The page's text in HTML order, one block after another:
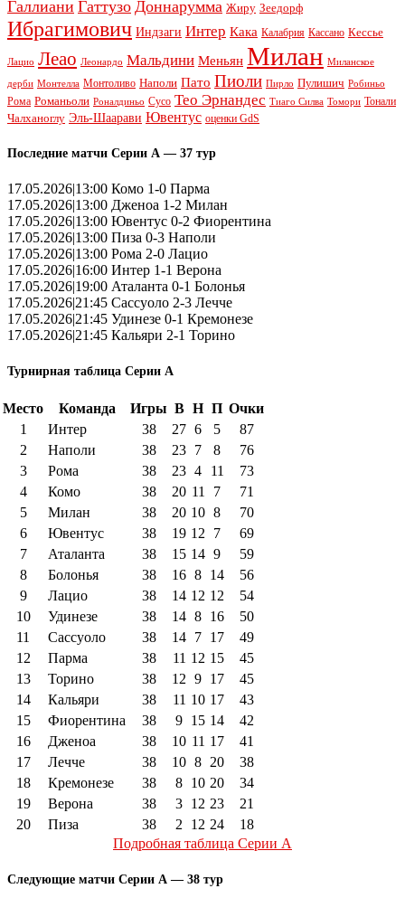
Галлиани Гаттузо Доннарумма Жиру Зеедорф
Ибрагимович Индзаги Интер Кака Калабрия Кассано Кессье
Лацио Леао Леонардо Мальдини Меньян Милан Миланское
дерби Монтелла Монтоливо Наполи Пато Пиоли Пирло Пулишич Робиньо
Рома Романьоли Роналдиньо Сусо Тео Эрнандес Тиаго Силва Томори Тонали
Чалханоглу Эль-Шаарави Ювентус оценки GdS
Последние матчи Серии А — 37 тур
17.05.2026|13:00 Комо 1-0 Парма
17.05.2026|13:00 Дженоа 1-2 Милан
17.05.2026|13:00 Ювентус 0-2 Фиорентина
17.05.2026|13:00 Пиза 0-3 Наполи
17.05.2026|13:00 Рома 2-0 Лацио
17.05.2026|16:00 Интер 1-1 Верона
17.05.2026|19:00 Аталанта 0-1 Болонья
17.05.2026|21:45 Сассуоло 2-3 Лечче
17.05.2026|21:45 Удинезе 0-1 Кремонезе
17.05.2026|21:45 Кальяри 2-1 Торино
Турнирная таблица Серии А
Место Команда Игры В Н П Очки
1
Интер 38 27 6 5
87
2
Наполи 38 23 7 8
76
3
Рома 38 23 4 11
73
4
Комо 38 20 11 7
71
5
Милан 38 20 10 8
70
6
Ювентус 38 19 12 7
69
7
Аталанта 38 15 14 9
59
8
Болонья 38 16 8 14
56
9
Лацио 38 14 12 12
54
10
Удинезе 38 14 8 16
50
11
Сассуоло 38 14 7 17
49
12
Парма 38 11 12 15
45
13
Торино 38 12 9 17
45
14
Кальяри 38 11 10 17
43
15
Фиорентина 38 9 15 14
42
16
Дженоа 38 10 11 17
41
17
Лечче 38 10 8 20
38
18
Кремонезе 38 8 10 20
34
19
Верона 38 3 12 23
21
20
Пиза 38 2 12 24
18
Подробная таблица Серии А
Следующие матчи Серии А — 38 тур